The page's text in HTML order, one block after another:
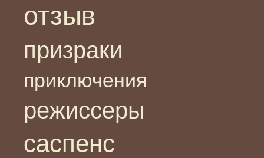
отзыв
призраки
приключения
режиссеры
саспенс